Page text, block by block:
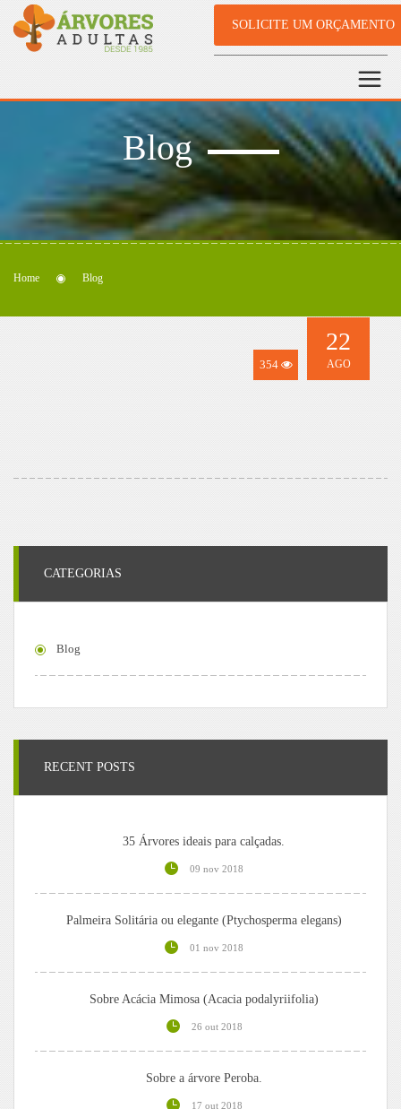
SOLICITE UM ORÇAMENTO
Blog
Home Blog
354
22
AGO
CATEGORIAS
Blog
RECENT POSTS
35 Árvores ideais para calçadas.
09 nov 2018
Palmeira Solitária ou elegante (Ptychosperma elegans)
01 nov 2018
Sobre Acácia Mimosa (Acacia podalyriifolia)
26 out 2018
Sobre a árvore Peroba.
17 out 2018